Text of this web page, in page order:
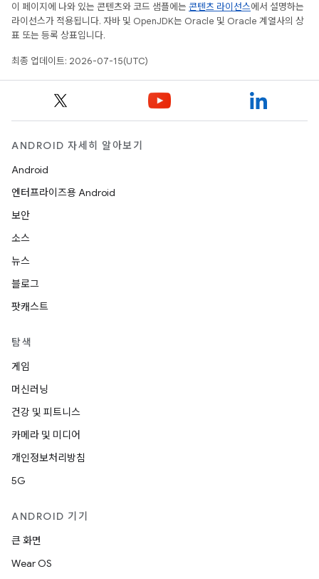
이 페이지에 나와 있는 콘텐츠와 코드 샘플에는 콘텐츠 라이선스에서 설명하는
라이선스가 적용됩니다. 자바 및 OpenJDK는 Oracle 및 Oracle 계열사의 상
표 또는 등록 상표입니다.
최종 업데이트: 2026-07-15(UTC)
ANDROID 자세히 알아보기
Android
엔터프라이즈용 Android
보안
소스
뉴스
블로그
팟캐스트
탐색
게임
머신러닝
건강 및 피트니스
카메라 및 미디어
개인정보처리방침
5G
ANDROID 기기
큰 화면
Wear OS